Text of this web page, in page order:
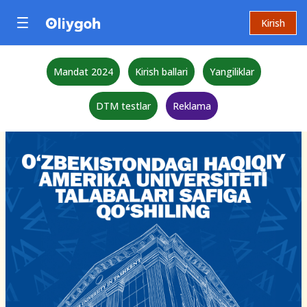
Kirish
Mandat 2024 Kirish ballari Yangiliklar
DTM testlar Reklama